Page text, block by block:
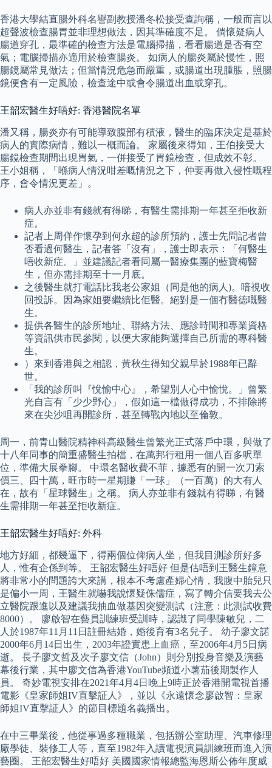
香港大學結直腸外科名譽副教授潘冬松接受查詢稱，一般而言以
超聲波檢查腸胃並非理想做法，因其準確度不足。 倘懷疑病人
腸道穿孔，最準確的檢查方法是電腦掃描，看看腸道是否有空
氣；電腦掃描亦適用於檢查腸炎。 如病人的腸炎屬於慢性，照
腸鏡屬常見做法；但當情況危急而嚴重，或腸道出現腫脹，照腸
鏡便會有一定風險，檢查途中或會令腸道出血或穿孔。
王韶宏醫生好唔好: 香港醫院名單
潘又稱，腸炎亦有可能導致腹部有積液，醫生的臨床決定是基於
病人的實際病情，難以一概而論。 家屬後來得知，王伯接受大
腸鏡檢查期間出現胃氣，一併接受了胃鏡檢查，但成效不彰。
王小姐稱，「喺病人情況咁差嘅情況之下，仲要再做入侵性嘅程
序，會令情況更差」。
病人亦並非有錢就有得睇，有醫生需排期一年甚至拒收新
症。
記者上周佯作懷孕到何永超的診所預約，護士先問記者曾
否看過何醫生，記者答「沒有」，護士即表示：「何醫生
唔收新症。」並建議記者看同屬一醫療集團的藍寶梅醫
生，但亦需排期至十一月底。
之後醫生就打電話比我老公家姐（同是他的病人)。喑視收
回投訴。因為家姐要繼續比佢醫。絕對是一個冇醫德嘅醫
生。
提供各醫生的診所地址、聯絡方法、應診時間和專業資格
等資訊供市民參閱，以便大家能夠選擇自己所需的專科醫
生。
）來到香港與之相認，黃秋生得知父親早於1988年已辭
世。
「我的診所叫『悅愉中心』，希望別人心中愉悅。」曾繁
光自言有「少少野心」，假如這一檔做得成功，不排除將
來在尖沙咀再開診所，甚至轉戰內地以至倫敦。
周一，前青山醫院精神科高級醫生曾繁光正式落戶中環，與做了
十八年同事的簡重盛醫生拍檔，在萬邦行租用一個八百多呎單
位，準備大展拳腳。 中環名醫收費不菲，據悉有的開一次刀索
價三、四十萬，旺市時一星期賺「一球」（一百萬）的大有人
在，故有「星球醫生」之稱。 病人亦並非有錢就有得睇，有醫
生需排期一年甚至拒收新症。
王韶宏醫生好唔好: 外科
地方好細，都幾逼下，得兩個位俾病人坐，但我目測診所好多
人，惟有企係到等。 王韶宏醫生好唔好 但是估唔到王醫生鐘意
將非常小的問題誇大來講，根本不考慮產婦心情，我腹中胎兒只
是偏小一周，王醫生就嚇我說懷疑侏儒症，寫了轉介信要我去公
立醫院跟進以及建議我抽血做基因突變測試（注意：此測試收費
8000）。 廖啟智在藝員訓練班受訓時，認識了同學陳敏兒，二
人於1987年11月11日註冊結婚，婚後育有3名兒子。 幼子廖文諾
2000年6月14日出生，2003年證實患上血癌，至2006年4月5日病
逝。 長子廖文哲及次子廖文信（John）則分別投身音樂及演藝
幕後行業，其中廖文信為香港YouTube頻道小薯茄後期製作人
員。 奇妙電視安排在2021年4月4日晚上9時正於香港開電視首播
電影《皇家師姐IV直擊証人》，並以《永遠懷念廖啟智：皇家
師姐IV直擊証人》的節目標題名義播出。
在中三畢業後，他從事過多種職業，包括辦公室助理、汽車修理
廠學徒、裝修工人等，直至1982年入讀電視演員訓練班而進入演
藝圈。 王韶宏醫生好唔好 美國國家情報總監海恩斯公佈年度威